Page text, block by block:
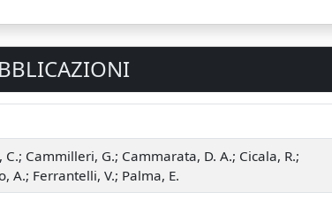
C.; Cammilleri, G.; Cammarata, D. A.; Cicala, R.;
A.; Ferrantelli, V.; Palma, E.